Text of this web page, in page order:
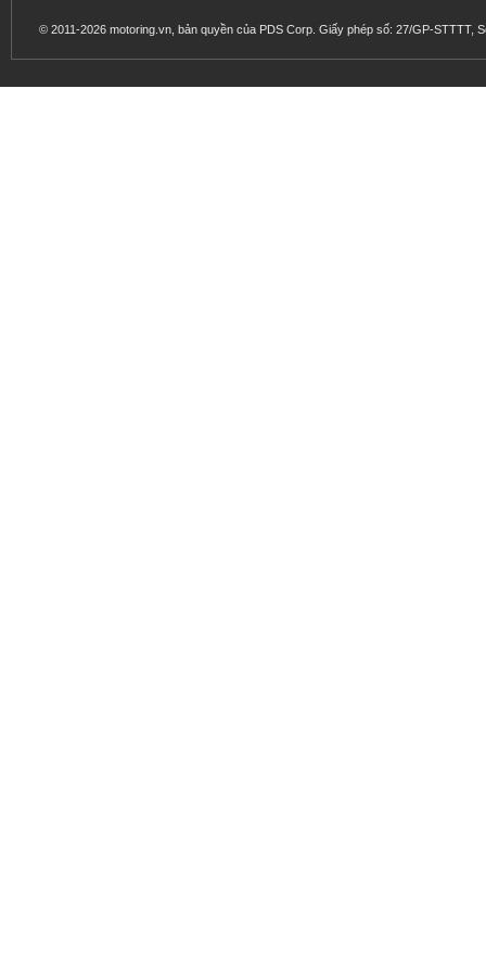
© 2011-2026 motoring.vn, bản quyền của PDS Corp. Giấy phép số: 27/GP-STTTT,